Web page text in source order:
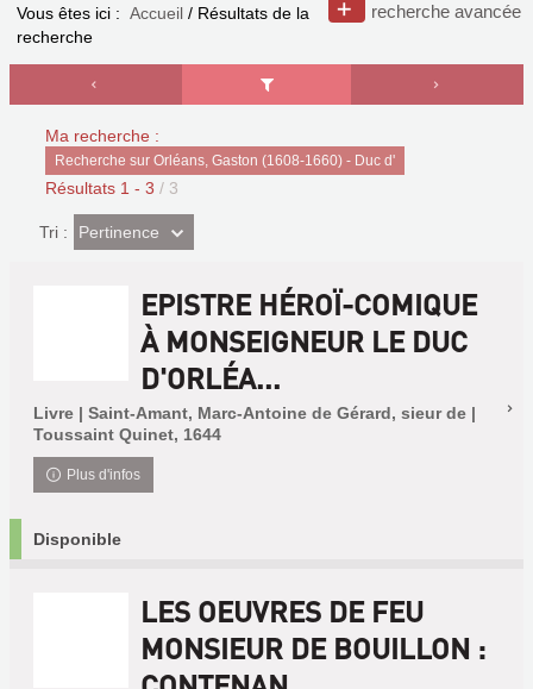
recherche avancée
Vous êtes ici : Accueil / Résultats de la
recherche
Ma recherche :
Recherche sur Orléans, Gaston (1608-1660) - Duc d'
Résultats 1 - 3 / 3
Tri : (Effet
imédiat)
Pertinence
EPISTRE HÉROÏ-COMIQUE
À MONSEIGNEUR LE DUC
D'ORLÉA...
Livre | Saint-Amant, Marc-Antoine de Gérard, sieur de |
Toussaint Quinet, 1644
Plus d'infos
Disponible
LES OEUVRES DE FEU
MONSIEUR DE BOUILLON :